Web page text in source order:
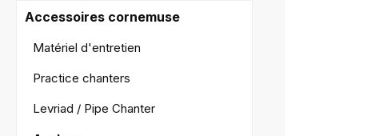
Accessoires cornemuse
Matériel d'entretien
Practice chanters
Levriad / Pipe Chanter